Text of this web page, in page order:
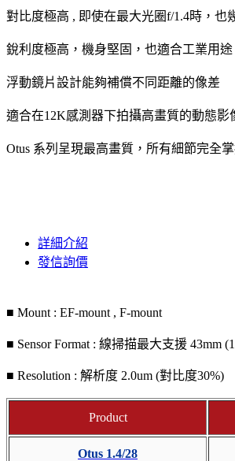
對比度極高 , 即使在最大光圈f/1.4時，也
銳利度極高，機身堅固，也適合工業用途
浮動鏡片設計能夠補償不同距離的像差
適合在12K感測器下拍攝高畫質的動態影
Otus 系列呈現最高畫質，所有細節完全
詳細介紹
發信詢價
■ Mount : EF-mount , F-mount
■ Sensor Format : 線掃描最大支援 43mm
■ Resolution : 解析度 2.0um (對比度30%)
Product
Otus 1.4/28